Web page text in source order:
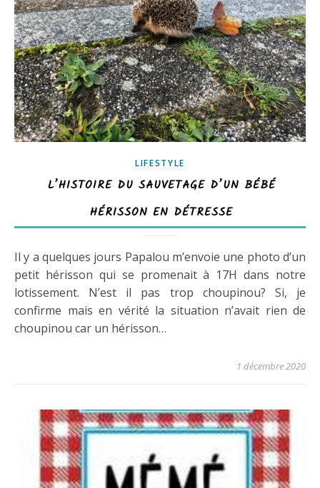
LIFESTYLE
L’HISTOIRE DU SAUVETAGE D’UN BÉBÉ
HÉRISSON EN DÉTRESSE
Il y a quelques jours Papalou m’envoie une photo d’un
petit hérisson qui se promenait à 17H dans notre
lotissement. N’est il pas trop choupinou? Si, je
confirme mais en vérité la situation n’avait rien de
choupinou car un hérisson…
1 décembre 2020